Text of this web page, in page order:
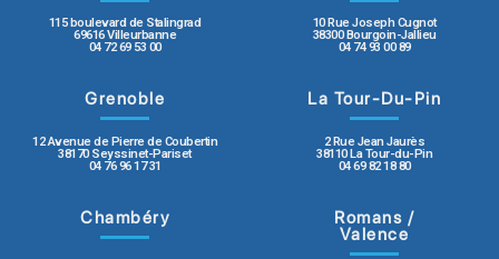
115 boulevard de Stalingrad
69616 Villeurbanne
04 72 69 53 00
10 Rue Joseph Cugnot
38300 Bourgoin-Jallieu
04 74 93 00 89
Grenoble
12 Avenue de Pierre de Coubertin
38170 Seyssinet-Pariset
04 76 96 17 31
La Tour-Du-Pin
2 Rue Jean Jaurès
38110 La Tour-du-Pin
04 69 82 18 80
Chambéry Romans /
Valence